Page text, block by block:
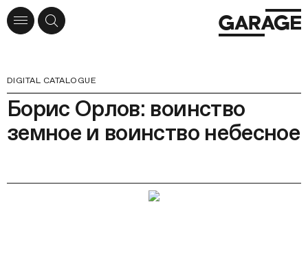
DIGITAL CATALOGUE
Борис Орлов: воинство
земное и воинство небесное